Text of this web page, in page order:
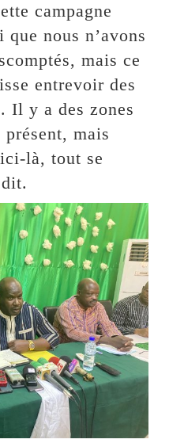
campagne
nous n’avons
mais ce
entrevoir des
Il y a des zones
présent, mais
là, tout se